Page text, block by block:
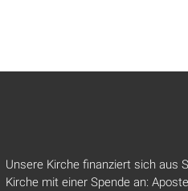
Unsere Kirche finanziert sich aus
Kirche mit einer Spende an: